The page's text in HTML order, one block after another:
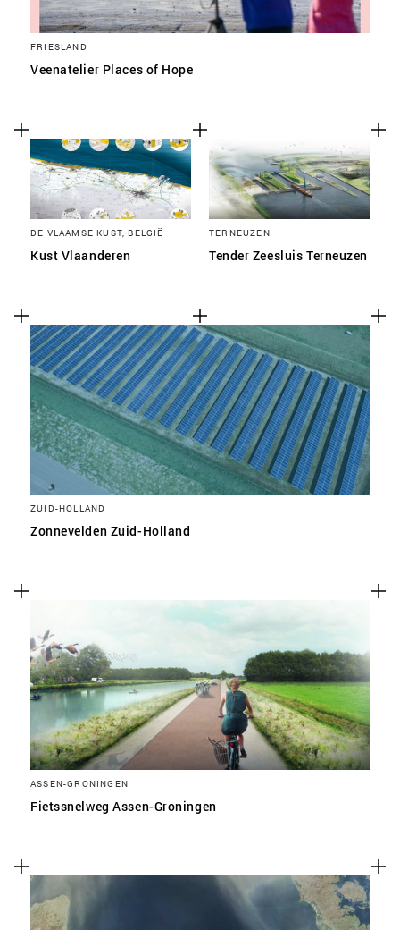
FRIESLAND
Veenatelier Places of Hope
DE VLAAMSE KUST, BELGIË
Kust Vlaanderen
TERNEUZEN
Tender Zeesluis Terneuzen
ZUID-HOLLAND
Zonnevelden Zuid-Holland
ASSEN-GRONINGEN
Fietssnelweg Assen-Groningen